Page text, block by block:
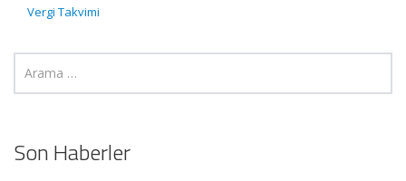
Vergi Takvimi
Son Haberler